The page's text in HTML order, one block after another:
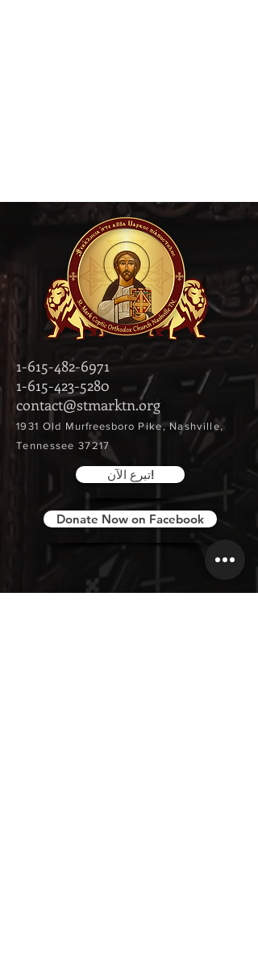
1-615-482-6971
1-615-423-5280
contact@stmarktn.org
‎1931 Old Murfreesboro Pike, Nashville,
Tennessee 37217
تبرع الآن!
Donate Now on Facebook